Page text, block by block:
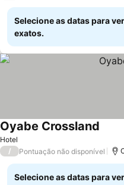
Selecione as datas para
exatos.
Hotel
Oyabe Crossland
/ Pontuação não disponível
Selecione as datas para